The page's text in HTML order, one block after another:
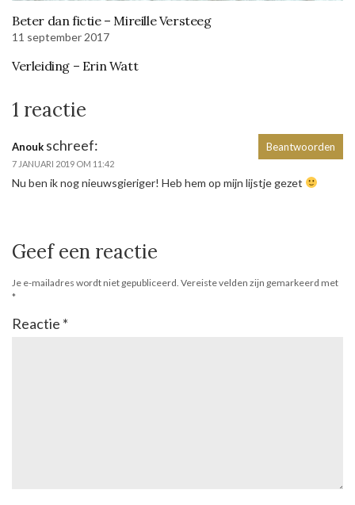
Beter dan fictie – Mireille Versteeg
11 september 2017
Verleiding – Erin Watt
1 reactie
Anouk schreef:
7 JANUARI 2019 OM 11:42
Nu ben ik nog nieuwsgieriger! Heb hem op mijn lijstje gezet
Beantwoorden
Geef een reactie
Je e-mailadres wordt niet gepubliceerd. Vereiste velden zijn gemarkeerd met
*
Reactie *